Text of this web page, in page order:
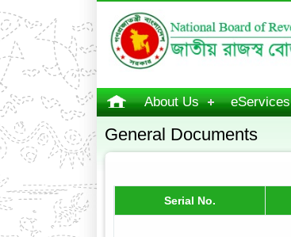
About Us eServices
General Documents
Serial No.